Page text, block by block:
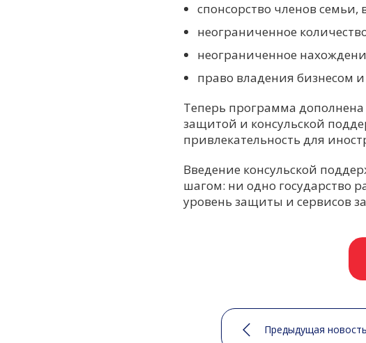
спонсорство членов
неограниченное
неограниченное
право владения бизнесом
Теперь программа
защитой и консульской
привлекательность для
Введение консульской
шагом: ни одно государство
уровень защиты и сервисов
Предыдущая новость